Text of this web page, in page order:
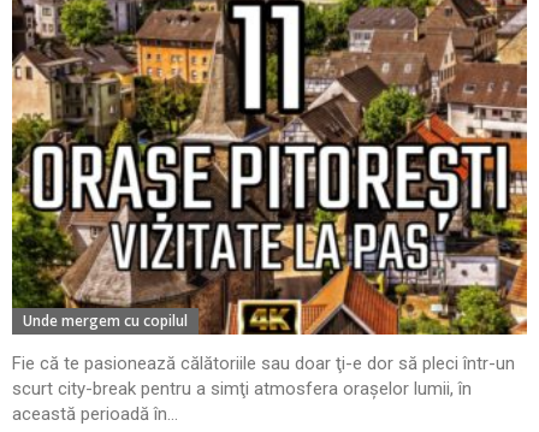
Unde mergem cu copilul
Fie că te pasionează călătoriile sau doar ţi-e dor să pleci într-un
scurt city-break pentru a simţi atmosfera oraşelor lumii, în
această perioadă în...